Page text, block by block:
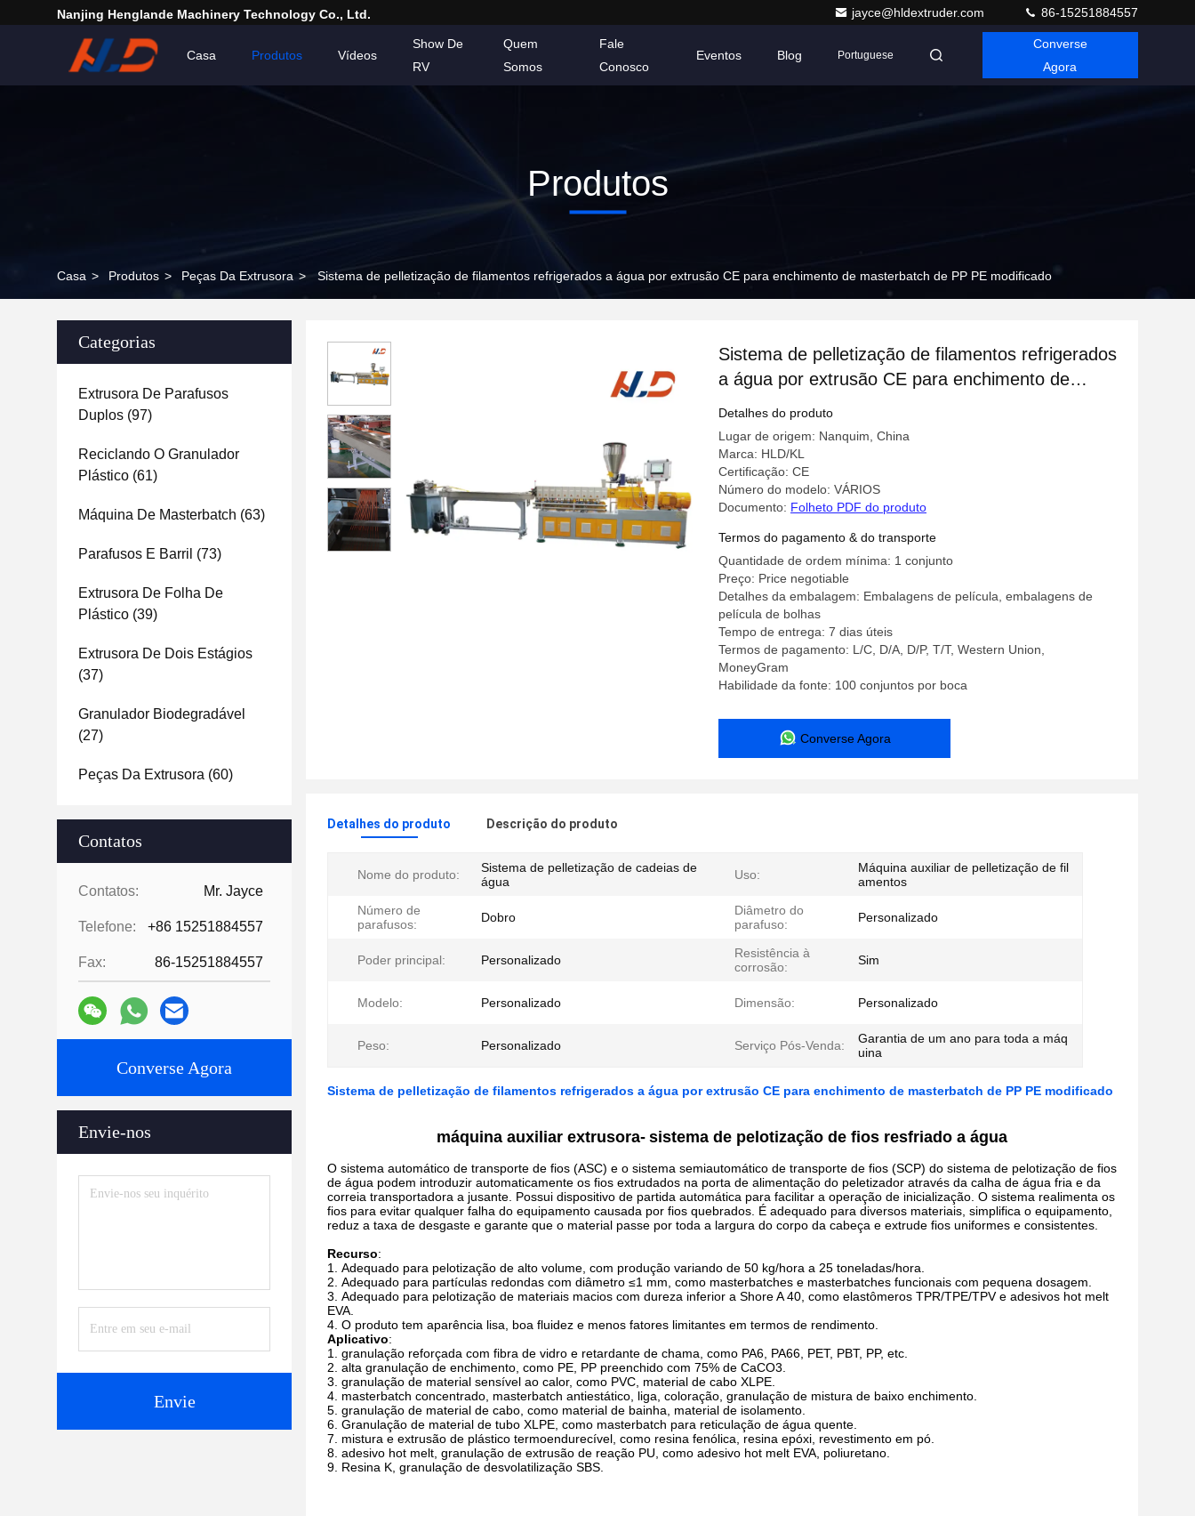
Nanjing Henglande Machinery Technology Co., Ltd. jayce@hldextruder.com 86-15251884557
Casa Produtos Vídeos
Show De
RV
Quem
Somos
Fale
Conosco
Eventos Blog Portuguese
Converse
Agora
Produtos
Casa > Produtos > Peças Da Extrusora > Sistema de pelletização de filamentos refrigerados a água por extrusão CE para enchimento de masterbatch de PP PE modificado
Categorias
Extrusora De Parafusos
Duplos (97)
Reciclando O Granulador
Plástico (61)
Máquina De Masterbatch (63)
Parafusos E Barril (73)
Extrusora De Folha De
Plástico (39)
Extrusora De Dois Estágios
(37)
Granulador Biodegradável
(27)
Peças Da Extrusora (60)
Contatos
Contatos: Mr. Jayce
Telefone: +86 15251884557
Fax: 86-15251884557
Converse Agora
Envie-nos
Envie
Sistema de pelletização de filamentos refrigerados
a água por extrusão CE para enchimento de
masterbatch de PP PE modificado
Detalhes do produto
Lugar de origem: Nanquim, China
Marca: HLD/KL
Certificação: CE
Número do modelo: VÁRIOS
Documento: Folheto PDF do produto
Termos do pagamento & do transporte
Quantidade de ordem mínima: 1 conjunto
Preço: Price negotiable
Detalhes da embalagem: Embalagens de película, embalagens de
película de bolhas
Tempo de entrega: 7 dias úteis
Termos de pagamento: L/C, D/A, D/P, T/T, Western Union,
MoneyGram
Habilidade da fonte: 100 conjuntos por boca
Converse Agora
Detalhes do produto Descrição do produto
Nome do produto:
Sistema de pelletização de cadeias de
água
Uso:
Máquina auxiliar de pelletização de fil
amentos
Número de
parafusos:
Dobro
Diâmetro do
parafuso:
Personalizado
Poder principal: Personalizado
Resistência à
corrosão:
Sim
Modelo: Personalizado Dimensão: Personalizado
Peso: Personalizado Serviço Pós-Venda:
Garantia de um ano para toda a máq
uina
Sistema de pelletização de filamentos refrigerados a água por extrusão CE para enchimento de masterbatch de PP PE modificado
máquina auxiliar extrusora- sistema de pelotização de fios resfriado a água
O sistema automático de transporte de fios (ASC) e o sistema semiautomático de transporte de fios (SCP) do sistema de pelotização de fios
de água podem introduzir automaticamente os fios extrudados na porta de alimentação do peletizador através da calha de água fria e da
correia transportadora a jusante. Possui dispositivo de partida automática para facilitar a operação de inicialização. O sistema realimenta os
fios para evitar qualquer falha do equipamento causada por fios quebrados. É adequado para diversos materiais, simplifica o equipamento,
reduz a taxa de desgaste e garante que o material passe por toda a largura do corpo da cabeça e extrude fios uniformes e consistentes.
Recurso:
Adequado para pelotização de alto volume, com produção variando de 50 kg/hora a 25 toneladas/hora.
Adequado para partículas redondas com diâmetro ≤1 mm, como masterbatches e masterbatches funcionais com pequena dosagem.
Adequado para pelotização de materiais macios com dureza inferior a Shore A 40, como elastômeros TPR/TPE/TPV e adesivos hot melt
EVA.
O produto tem aparência lisa, boa fluidez e menos fatores limitantes em termos de rendimento.
Aplicativo:
granulação reforçada com fibra de vidro e retardante de chama, como PA6, PA66, PET, PBT, PP, etc.
alta granulação de enchimento, como PE, PP preenchido com 75% de CaCO3.
granulação de material sensível ao calor, como PVC, material de cabo XLPE.
masterbatch concentrado, masterbatch antiestático, liga, coloração, granulação de mistura de baixo enchimento.
granulação de material de cabo, como material de bainha, material de isolamento.
Granulação de material de tubo XLPE, como masterbatch para reticulação de água quente.
mistura e extrusão de plástico termoendurecível, como resina fenólica, resina epóxi, revestimento em pó.
adesivo hot melt, granulação de extrusão de reação PU, como adesivo hot melt EVA, poliuretano.
Resina K, granulação de desvolatilização SBS.